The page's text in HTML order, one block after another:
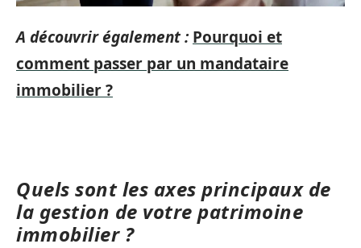
A découvrir également : Pourquoi et
comment passer par un mandataire
immobilier ?
Quels sont les axes principaux de
la gestion de votre patrimoine
immobilier ?